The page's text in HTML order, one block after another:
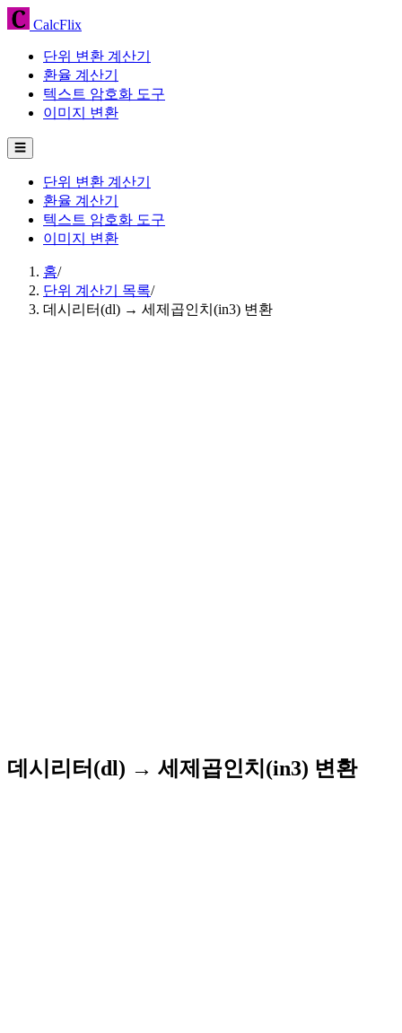
CalcFlix
단위 변환 계산기
환율 계산기
텍스트 암호화 도구
이미지 변환
☰
단위 변환 계산기
환율 계산기
텍스트 암호화 도구
이미지 변환
홈/
단위 계산기 목록/
데시리터(dl) → 세제곱인치(in3) 변환
데시리터(dl) → 세제곱인치(in3) 변환